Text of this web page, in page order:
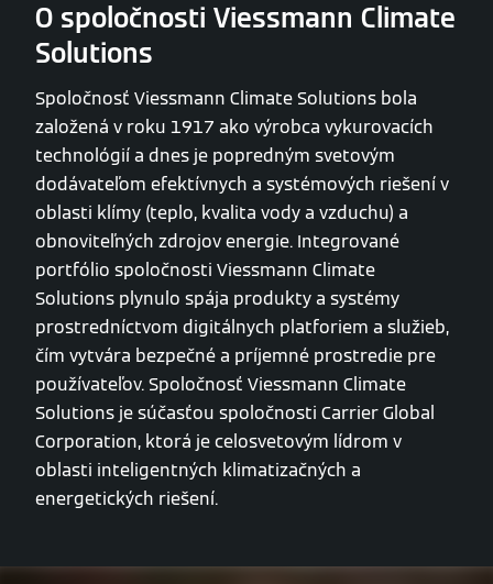
O spoločnosti Viessmann Climate
Solutions
Spoločnosť Viessmann Climate Solutions bola
založená v roku 1917 ako výrobca vykurovacích
technológií a dnes je popredným svetovým
dodávateľom efektívnych a systémových riešení v
oblasti klímy (teplo, kvalita vody a vzduchu) a
obnoviteľných zdrojov energie. Integrované
portfólio spoločnosti Viessmann Climate
Solutions plynulo spája produkty a systémy
prostredníctvom digitálnych platforiem a služieb,
čím vytvára bezpečné a príjemné prostredie pre
používateľov. Spoločnosť Viessmann Climate
Solutions je súčasťou spoločnosti Carrier Global
Corporation, ktorá je celosvetovým lídrom v
oblasti inteligentných klimatizačných a
energetických riešení.